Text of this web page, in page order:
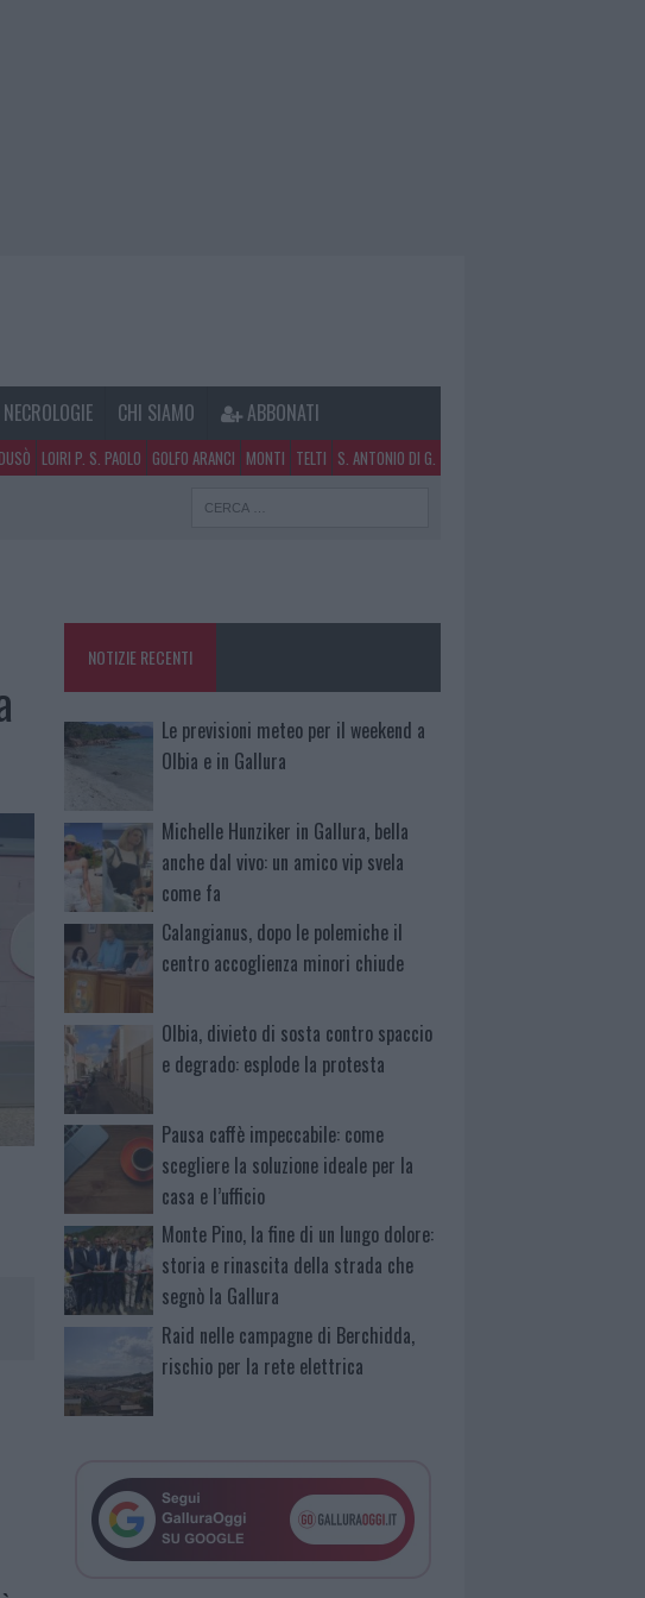
NECROLOGIE CHI SIAMO ABBONATI
LOIRI P. S. PAOLO GOLFO ARANCI MONTI TELTI S. ANTONIO DI G.
NOTIZIE RECENTI
Le previsioni meteo per il weekend a
Olbia e in Gallura
Michelle Hunziker in Gallura, bella
anche dal vivo: un amico vip svela
come fa
Calangianus, dopo le polemiche il
centro accoglienza minori chiude
Olbia, divieto di sosta contro spaccio
e degrado: esplode la protesta
Pausa caffè impeccabile: come
scegliere la soluzione ideale per la
casa e l’ufficio
Monte Pino, la fine di un lungo dolore:
storia e rinascita della strada che
segnò la Gallura
Raid nelle campagne di Berchidda,
rischio per la rete elettrica